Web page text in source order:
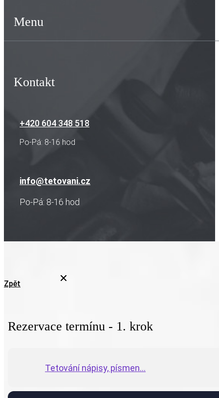
Menu
Kontakt
+420 604 348 518
Po-Pá: 8-16 hod
info@tetovani.cz
Po-Pá: 8-16 hod
Zpět
Rezervace termínu - 1. krok
Tetování nápisy, písmen...